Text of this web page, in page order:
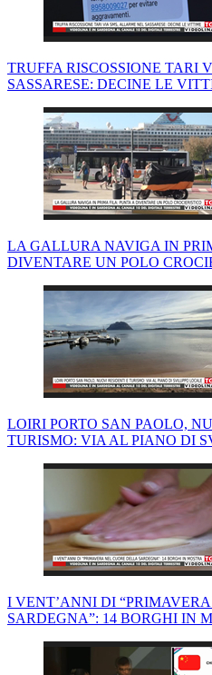
TRUFFA RISCOSSIONE TARI
SASSARESE: DECINE LE
LA GALLURA NAVIGA IN
DIVENTARE UN POLO
LOIRI PORTO SAN PAOLO,
TURISMO: VIA AL PIANO DI
I VENT’ANNI DI
SARDEGNA”: 14 BORGHI IN